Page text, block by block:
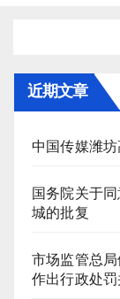
近期文章
中国传媒潍
国务院关于
城的批复
市场监管总
作出行政处